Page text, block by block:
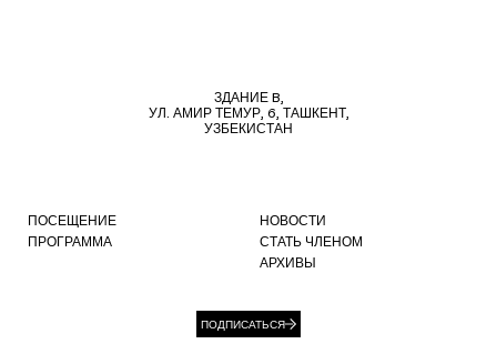
ЗДАНИЕ B,
УЛ. АМИР ТЕМУР, 6, ТАШКЕНТ,
УЗБЕКИСТАН
ПОСЕЩЕНИЕ
ПРОГРАММА
НОВОСТИ
СТАТЬ ЧЛЕНОМ
АРХИВЫ
ПОДПИСАТЬСЯ